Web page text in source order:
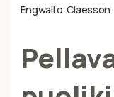
Engwall o. Claesson